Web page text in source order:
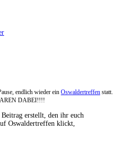
endlich wieder ein Oswaldertreffen statt.
DABEI!!!!
erstellt, den ihr euch
Oswaldertreffen klickt,